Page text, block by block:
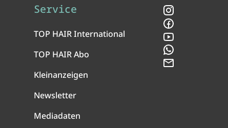
Service
TOP HAIR International
TOP HAIR Abo
Kleinanzeigen
Newsletter
Mediadaten